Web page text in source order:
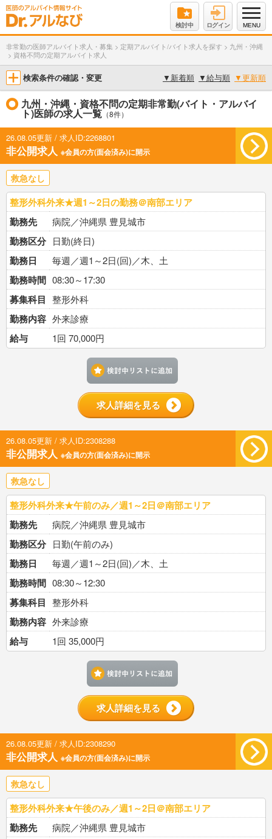
検討中 ログイン MENU
非常勤の医師アルバイト求人・募集 > 定期アルバイト/バイト求人を探す > 九州・沖縄
> 資格不問の定期アルバイト求人
検索条件の確認・変更 ▼ 新着順 ▼給与順 ▼更新順
九州・沖縄・資格不問の定期非常勤(バイト・アルバイ
ト)医師の求人一覧 （8件）
26.08.05更新 / 求人ID:2268801
非公開求人 ※会員の方(面会済み)に開示
救急なし
整形外科外来★週1～2日の勤務＠南部エリア
勤務先
病院／沖縄県 豊見城市
勤務区分 日勤(終日)
勤務日 毎週／週1～2日(回)／木、土
勤務時間 08:30～17:30
募集科目 整形外科
勤務内容 外来診療
給与 1回 70,000円
求人詳細を見る
26.08.05更新 / 求人ID:2308288
非公開求人 ※会員の方(面会済み)に開示
救急なし
整形外科外来★午前のみ／週1～2日＠南部エリア
勤務先
病院／沖縄県 豊見城市
勤務区分 日勤(午前のみ)
勤務日 毎週／週1～2日(回)／木、土
勤務時間 08:30～12:30
募集科目 整形外科
勤務内容 外来診療
給与 1回 35,000円
求人詳細を見る
26.08.05更新 / 求人ID:2308290
非公開求人 ※会員の方(面会済み)に開示
救急なし
整形外科外来★午後のみ／週1～2日＠南部エリア
勤務先
病院／沖縄県 豊見城市